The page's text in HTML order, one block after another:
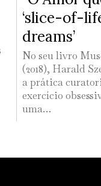
‘slice-of-
dreams’
No seu livro
(2018), Harald
a prática
exercício
uma…